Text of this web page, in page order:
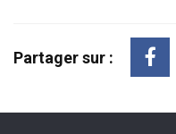
Partager sur :